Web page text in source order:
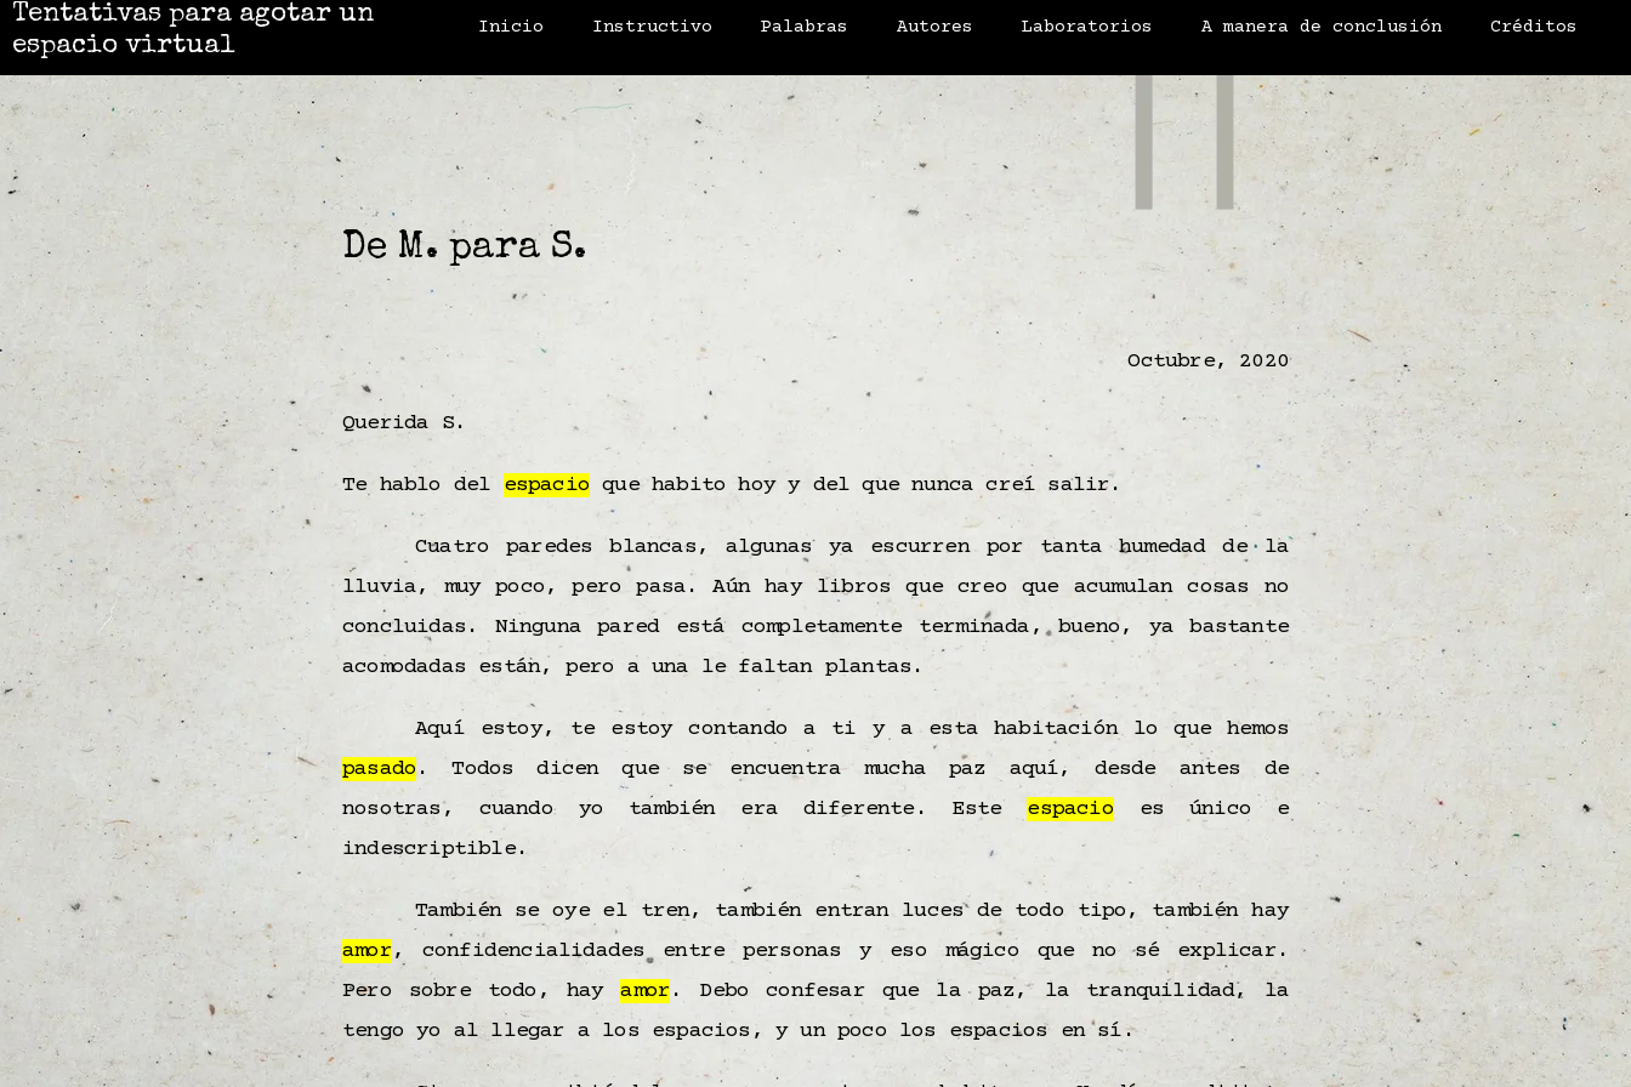
Tentativas para agotar un
espacio virtual
Inicio Instructivo Palabras Autores Laboratorios A manera de conclusión Créditos
De M. para S.
Octubre, 2020
Querida S.
Te hablo del espacio que habito hoy y del que nunca creí salir.
Cuatro paredes blancas, algunas ya escurren por tanta humedad de la
lluvia, muy poco, pero pasa. Aún hay libros que creo que acumulan cosas no
concluidas. Ninguna pared está completamente terminada, bueno, ya bastante
acomodadas están, pero a una le faltan plantas.
Aquí estoy, te estoy contando a ti y a esta habitación lo que hemos
pasado . Todos dicen que se encuentra mucha paz aquí, desde antes de
nosotras, cuando yo también era diferente. Este espacio es único e
indescriptible.
También se oye el tren, también entran luces de todo tipo, también hay
amor, confidencialidades entre personas y eso mágico que no sé explicar.
Pero sobre todo, hayamor . Debo confesar que la paz, la tranquilidad, la
tengo yo al llegar a los espacios, y un poco los espacios en sí.